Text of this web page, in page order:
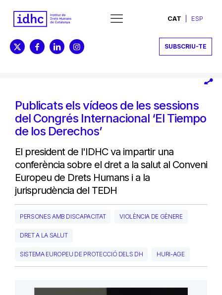
CAT ESP
SUBSCRIU-TE
Publicats els ví­deos de les sessions
del Congrés Internacional ‘El Tiempo
de los Derechos’
El president de l'IDHC va impartir una
conferència sobre el dret a la salut al Conveni
Europeu de Drets Humans i a la
jurisprudència del TEDH
PERSONES AMB DISCAPACITAT VIOLÈNCIA DE GÈNERE
DRET A LA SALUT
SISTEMA EUROPEU DE PROTECCIÓ DELS DH HURI-AGE